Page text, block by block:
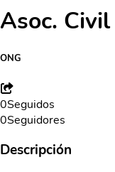
Asoc.
ONG
0Seguidos
0Seguidores
Descripción